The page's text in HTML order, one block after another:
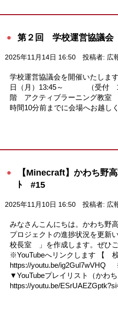
第２回 学校運営協議会
2025年11月14日 16:50 投稿者: 広
学校運営協議会を開催いたし
日（月）13:45～ （受付
階 アクティブラーニング教
時間10分前までに会場へお越し
【Minecraft】かわち野
ﾄ #15
2025年11月10日 16:50 投稿者: 広
みなさんこんにちは。かわち野
プロジェクトの進捗状況を更新
校長室 」を作成します。ぜひ
※YouTubeへリンクします 【
https://youtu.be/ig2Gul7wVHQ
▼YouTubeプレイリスト（かわち
https://youtu.be/